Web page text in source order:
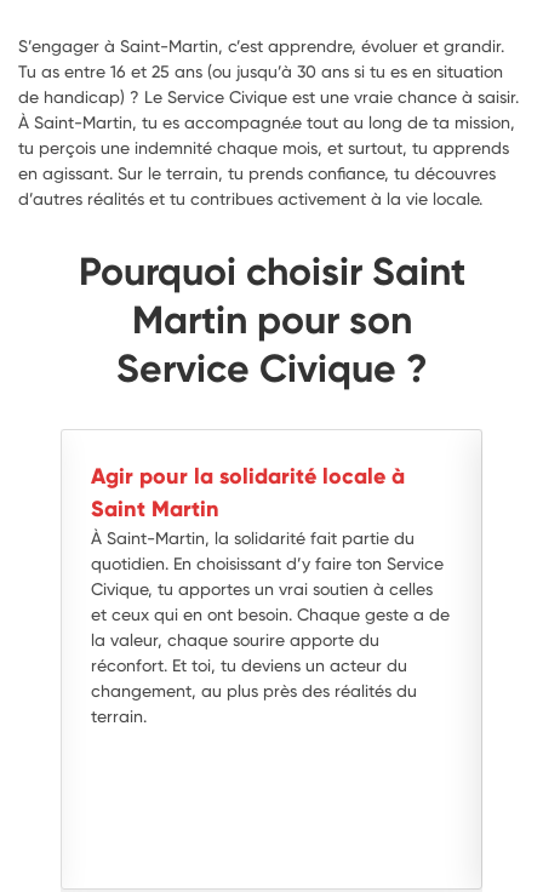
S’engager à Saint-Martin, c’est apprendre, évoluer et grandir.
Tu as entre 16 et 25 ans (ou jusqu’à 30 ans si tu es en situation
de handicap) ? Le Service Civique est une vraie chance à saisir.
À Saint-Martin, tu es accompagné.e tout au long de ta mission,
tu perçois une indemnité chaque mois, et surtout, tu apprends
en agissant. Sur le terrain, tu prends confiance, tu découvres
d’autres réalités et tu contribues activement à la vie locale.
Pourquoi choisir Saint
Martin pour son
Service Civique ?
Agir pour la solidarité locale à
Saint Martin
À Saint-Martin, la solidarité fait partie du
quotidien. En choisissant d’y faire ton Service
Civique, tu apportes un vrai soutien à celles
et ceux qui en ont besoin. Chaque geste a de
la valeur, chaque sourire apporte du
réconfort. Et toi, tu deviens un acteur du
changement, au plus près des réalités du
terrain.